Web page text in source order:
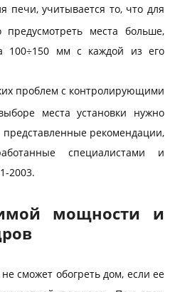
печи, учитывается то, что для
места больше,
100÷150 мм с каждой из его
проблем с контролирующими
места установки нужно
рекомендации,
специалистами и
2003.
мощности и
сможет обогреть дом, если ее